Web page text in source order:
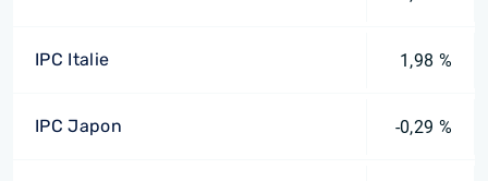
IPC Italie 1,98 %
IPC Japon -0,29 %